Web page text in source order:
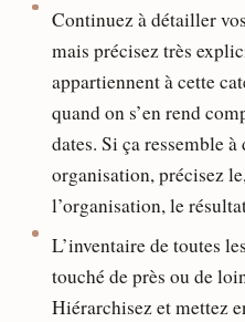
Continuez à détailler
mais précisez très
appartiennent à cette
quand on s’en rend
dates. Si ça ressemble
organisation, précisez
l’organisation, le
L’inventaire de toutes
touché de près ou de
Hiérarchisez et mettez